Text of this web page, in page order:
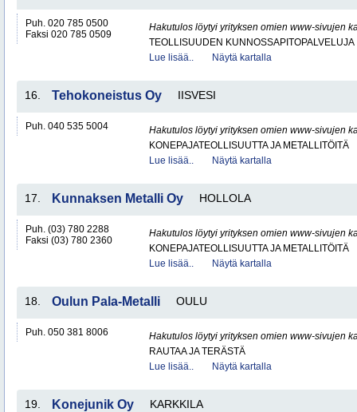
Puh. 020 785 0500
Faksi 020 785 0509
Hakutulos löytyi yrityksen omien www-sivujen
TEOLLISUUDEN KUNNOSSAPITOPALVELUJA
Lue lisää..
Näytä kartalla
16. Tehokoneistus Oy IISVESI
Puh. 040 535 5004
Hakutulos löytyi yrityksen omien www-sivujen
KONEPAJATEOLLISUUTTA JA METALLITÖITÄ
Lue lisää..
Näytä kartalla
17. Kunnaksen Metalli Oy HOLLOLA
Puh. (03) 780 2288
Faksi (03) 780 2360
Hakutulos löytyi yrityksen omien www-sivujen
KONEPAJATEOLLISUUTTA JA METALLITÖITÄ
Lue lisää..
Näytä kartalla
18. Oulun Pala-Metalli OULU
Puh. 050 381 8006
Hakutulos löytyi yrityksen omien www-sivujen
RAUTAA JA TERÄSTÄ
Lue lisää..
Näytä kartalla
19. Konejunik Oy KARKKILA